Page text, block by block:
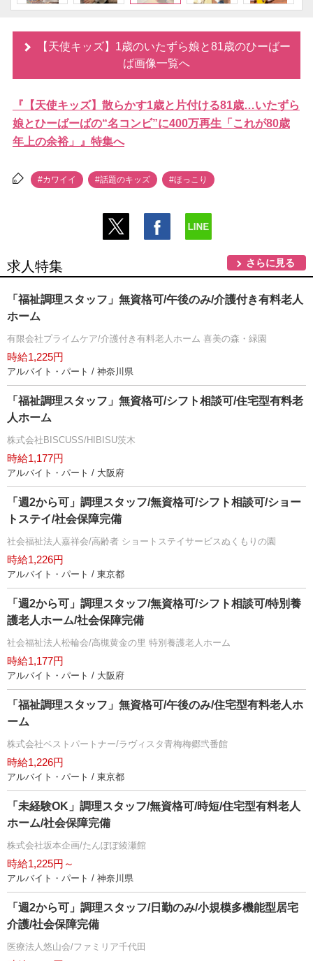
【天使キッズ】1歳のいたずら娘と81歳のひーばー
ば画像一覧へ
『【天使キッズ】散らかす1歳と片付ける81歳…いたずら
娘とひーばーばの“名コンビ”に400万再生「これが80歳
年上の余裕」』特集へ
#カワイイ #話題のキッズ #ほっこり
求人特集 さらに見る
「福祉調理スタッフ」無資格可/午後のみ/介護付き有料老人
ホーム
有限会社プライムケア/介護付き有料老人ホーム 喜美の森・緑園
時給1,225円
アルバイト・パート / 神奈川県
「福祉調理スタッフ」無資格可/シフト相談可/住宅型有料老
人ホーム
株式会社BISCUSS/HIBISU茨木
時給1,177円
アルバイト・パート / 大阪府
「週2から可」調理スタッフ/無資格可/シフト相談可/ショー
トステイ/社会保障完備
社会福祉法人嘉祥会/高齢者 ショートステイサービスぬくもりの園
時給1,226円
アルバイト・パート / 東京都
「週2から可」調理スタッフ/無資格可/シフト相談可/特別養
護老人ホーム/社会保障完備
社会福祉法人松輪会/高槻黄金の里 特別養護老人ホーム
時給1,177円
アルバイト・パート / 大阪府
「福祉調理スタッフ」無資格可/午後のみ/住宅型有料老人ホ
ーム
株式会社ベストパートナー/ラヴィスタ青梅梅郷弐番館
時給1,226円
アルバイト・パート / 東京都
「未経験OK」調理スタッフ/無資格可/時短/住宅型有料老人
ホーム/社会保障完備
株式会社坂本企画/たんぽぽ綾瀬館
時給1,225円～
アルバイト・パート / 神奈川県
「週2から可」調理スタッフ/日勤のみ/小規模多機能型居宅
介護/社会保障完備
医療法人悠山会/ファミリア千代田